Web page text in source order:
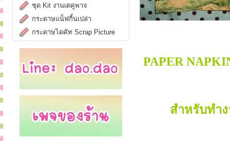
ชุด Kit งานเดคูพาจ
กระดาษแน็ฟกิ้นเปล่า
กระดาษไดคัท Scrap Picture
PAPER
สำหรับทำ